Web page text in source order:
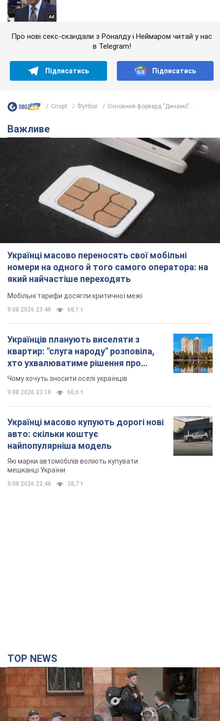
Про нові секс-скандали з Роналду і Неймаром читай у нас
в Telegram!
Підписатись Підписатись
Спорт Футбол Основний форвард "Динамо"...
Важливе
Українці масово переносять свої мобільні
номери на одного й того самого оператора: на
який найчастіше переходять
Мобільні тарифи досягли критичної межі
9.08.2026 23:48 68,1 т.
Українців планують виселяти з
квартир: "слуга народу" розповіла,
хто ухвалюватиме рішення про
знесення будинків
Чому хочуть зносити оселі українців
9.08.2026 23:18 60,6 т.
Українці масово купують дорогі нові
авто: скільки коштує
найпопулярніша модель
Які марки автомобілів воліють купувати
мешканці України
9.08.2026 22:48 38,7 т.
TOP NEWS